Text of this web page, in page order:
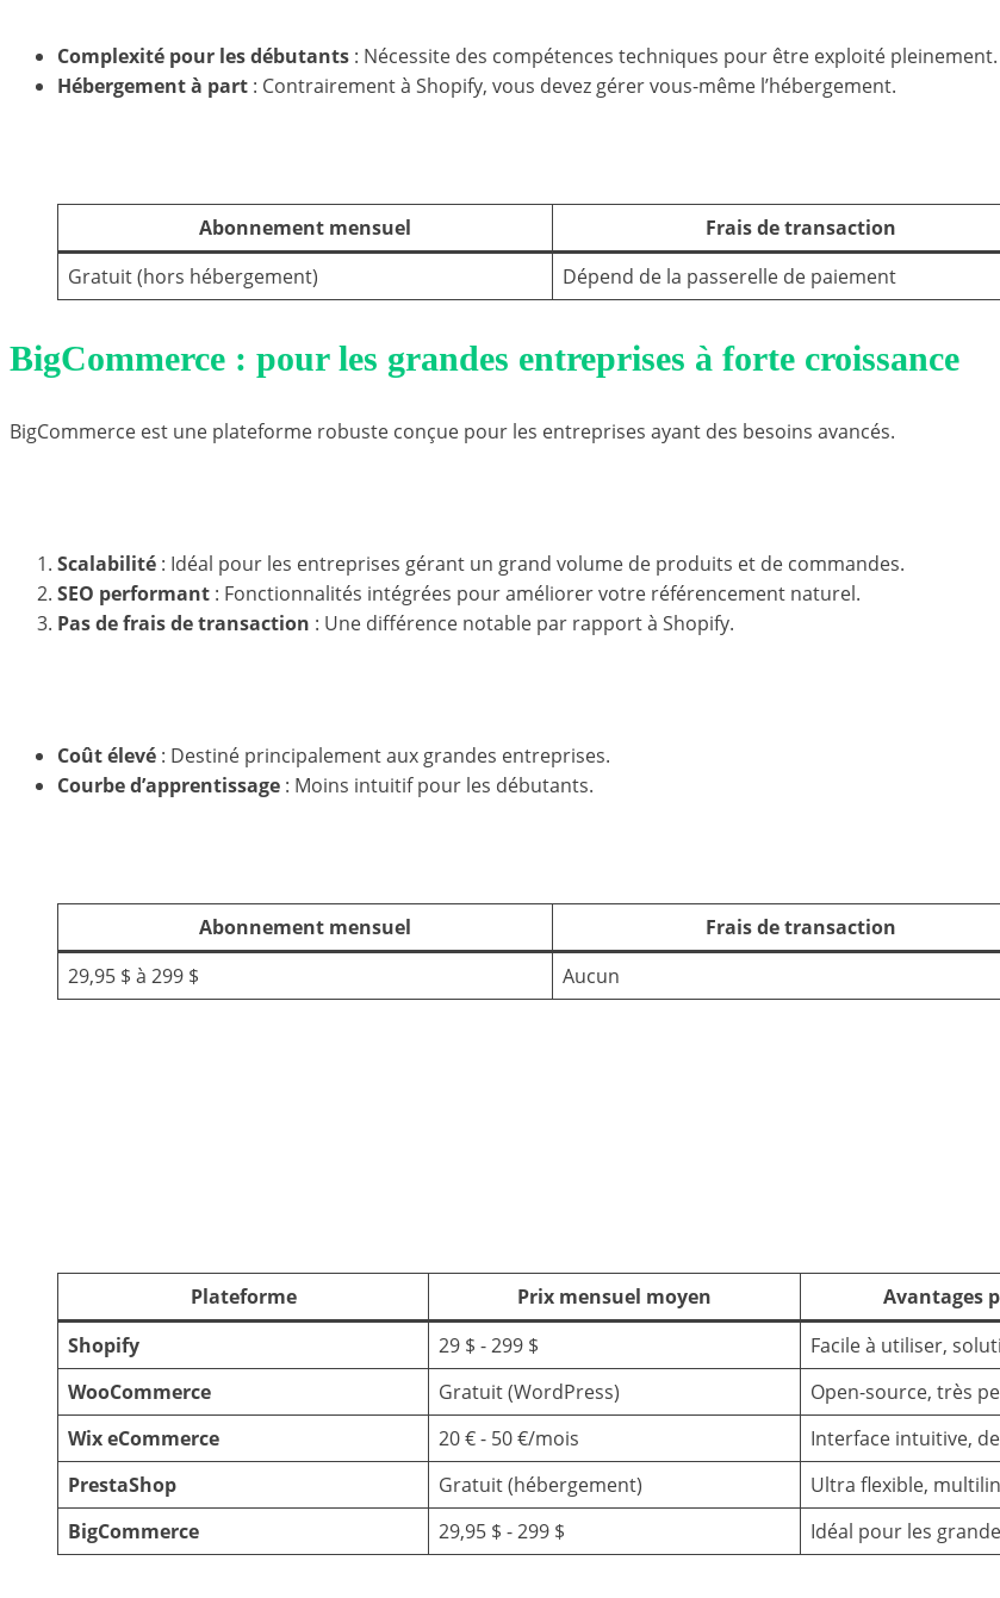
Complexité pour les débutants : Nécessite des compétences techniques pour être exploité pleinement.
Hébergement à part : Contrairement à Shopify, vous devez gérer vous-même l’hébergement.
Abonnement mensuel Frais de transaction
Gratuit (hors hébergement)
Dépend de la passerelle de paiement
BigCommerce : pour les grandes entreprises à forte croissance
BigCommerce est une plateforme robuste conçue pour les entreprises ayant des besoins avancés.
Scalabilité : Idéal pour les entreprises gérant un grand volume de produits et de commandes.
SEO performant : Fonctionnalités intégrées pour améliorer votre référencement naturel.
Pas de frais de transaction : Une différence notable par rapport à Shopify.
Coût élevé : Destiné principalement aux grandes entreprises.
Courbe d’apprentissage : Moins intuitif pour les débutants.
Abonnement mensuel Frais de transaction
29,95 $ à 299 $
Aucun
Plateforme Prix mensuel moyen Avantages
Shopify
29 $ - 299 $ Facile à utiliser,
WooCommerce
Gratuit (WordPress) Open-source, très
Wix eCommerce
20 € - 50 €/mois Interface intuitive,
PrestaShop
Gratuit (hébergement) Ultra flexible,
BigCommerce
29,95 $ - 299 $ Idéal pour les